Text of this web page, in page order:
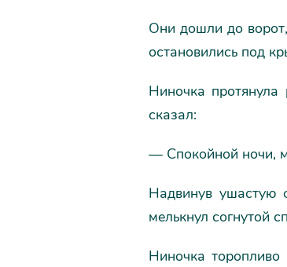
Они дошли до
остановились под
Ниночка
сказал:
— Спокойной ночи,
Надвинув ушастую
мелькнул согнутой
Ниночка